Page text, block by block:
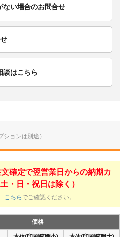
ない場合のお問合せ
談はこちら
ションは別途）
確定で翌営業日からの納期カ
・日・祝日は除く）
こちら でご確認ください。
価格